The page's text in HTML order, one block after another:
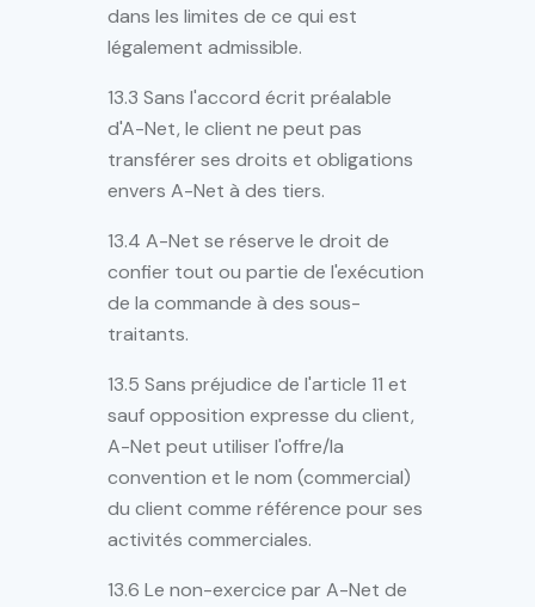
dans les limites de ce qui est
légalement admissible.
13.3 Sans l'accord écrit préalable
d'A-Net, le client ne peut pas
transférer ses droits et obligations
envers A-Net à des tiers.
13.4 A-Net se réserve le droit de
confier tout ou partie de l'exécution
de la commande à des sous-
traitants.
13.5 Sans préjudice de l'article 11 et
sauf opposition expresse du client,
A-Net peut utiliser l'offre/la
convention et le nom (commercial)
du client comme référence pour ses
activités commerciales.
13.6 Le non-exercice par A-Net de